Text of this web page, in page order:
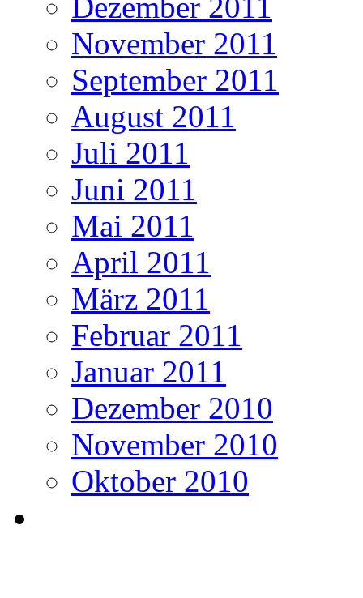
Dezember 2011
November 2011
September 2011
August 2011
Juli 2011
Juni 2011
Mai 2011
April 2011
März 2011
Februar 2011
Januar 2011
Dezember 2010
November 2010
Oktober 2010